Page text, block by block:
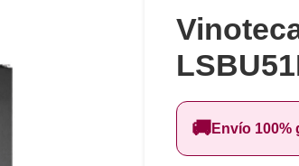
🚚Envío